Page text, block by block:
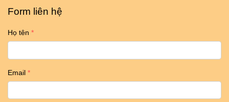
Form liên hệ
Họ tên
Email